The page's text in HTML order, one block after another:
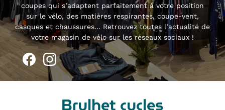
ACCUEIL
SERVICES
ATELIER
GALERIE
04 70 05 74
coupes qui s’adaptent parfaitement à votre position
sur le vélo, des matières respirantes, coupe-vent,
casques et chaussures… Retrouvez toutes l’actualité de
votre magasin de vélo sur les réseaux sociaux !